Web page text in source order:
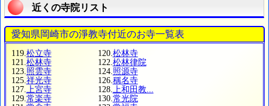
近くの寺院リスト
愛知県岡崎市の淨教寺付近のお寺一覧表
119. 松立寺 120. 松林寺
121. 松林寺 122. 松林律院
123. 照雲寺 124. 照源寺
125. 祥光寺 126. 稱名寺
127.
上宮寺 128.
上和田教...
129. 常楽寺 130. 常光院